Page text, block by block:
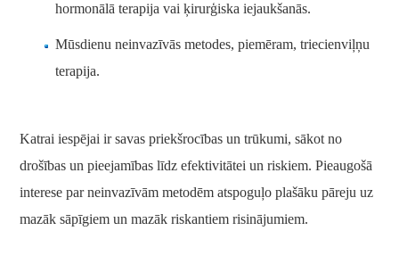
hormonālā terapija vai ķirurģiska iejaukšanās.
Mūsdienu neinvazīvās metodes, piemēram, triecienviļņu
terapija.
Katrai iespējai ir savas priekšrocības un trūkumi, sākot no
drošības un pieejamības līdz efektivitātei un riskiem. Pieaugošā
interese par neinvazīvām metodēm atspoguļo plašāku pāreju uz
mazāk sāpīgiem un mazāk riskantiem risinājumiem.